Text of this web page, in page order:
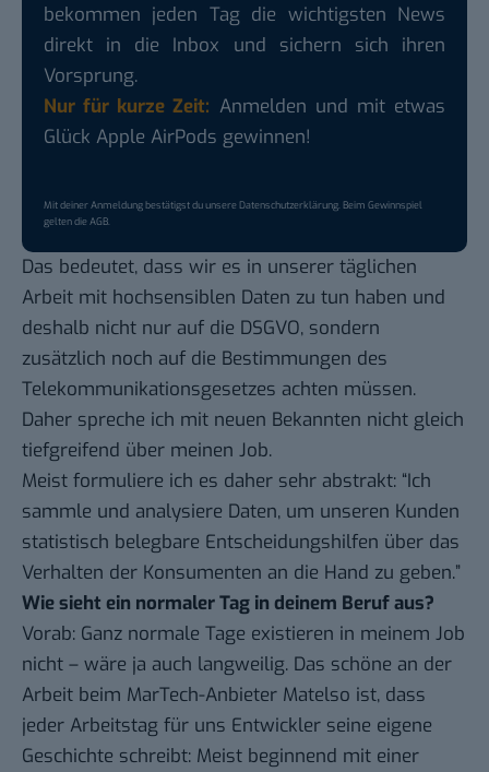
bekommen jeden Tag die wichtigsten News
direkt in die Inbox und sichern sich ihren
Vorsprung.
Nur für kurze Zeit: Anmelden und mit etwas
Glück Apple AirPods gewinnen!
Mit deiner Anmeldung bestätigst du unsereDatenschutzerklärung. Beim Gewinnspiel
gelten dieAGB.
Das bedeutet, dass wir es in unserer täglichen
Arbeit mit hochsensiblen Daten zu tun haben und
deshalb nicht nur auf die DSGVO, sondern
zusätzlich noch auf die Bestimmungen des
Telekommunikationsgesetzes achten müssen.
Daher spreche ich mit neuen Bekannten nicht gleich
tiefgreifend über meinen Job.
Meist formuliere ich es daher sehr abstrakt: “Ich
sammle und analysiere Daten, um unseren Kunden
statistisch belegbare Entscheidungshilfen über das
Verhalten der Konsumenten an die Hand zu geben.”
Wie sieht ein normaler Tag in deinem Beruf aus?
Vorab: Ganz normale Tage existieren in meinem Job
nicht – wäre ja auch langweilig. Das schöne an der
Arbeit beim MarTech-Anbieter Matelso ist, dass
jeder Arbeitstag für uns Entwickler seine eigene
Geschichte schreibt: Meist beginnend mit einer